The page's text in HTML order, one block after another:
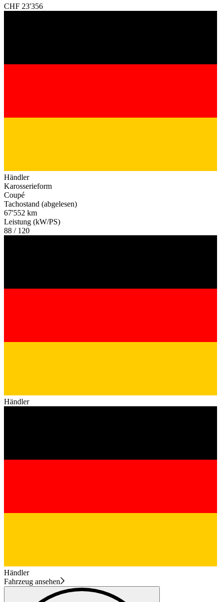
CHF 23'356
Händler
Karosserieform
Coupé
Tachostand (abgelesen)
67'552 km
Leistung (kW/PS)
88 / 120
Händler
Händler
Fahrzeug ansehen